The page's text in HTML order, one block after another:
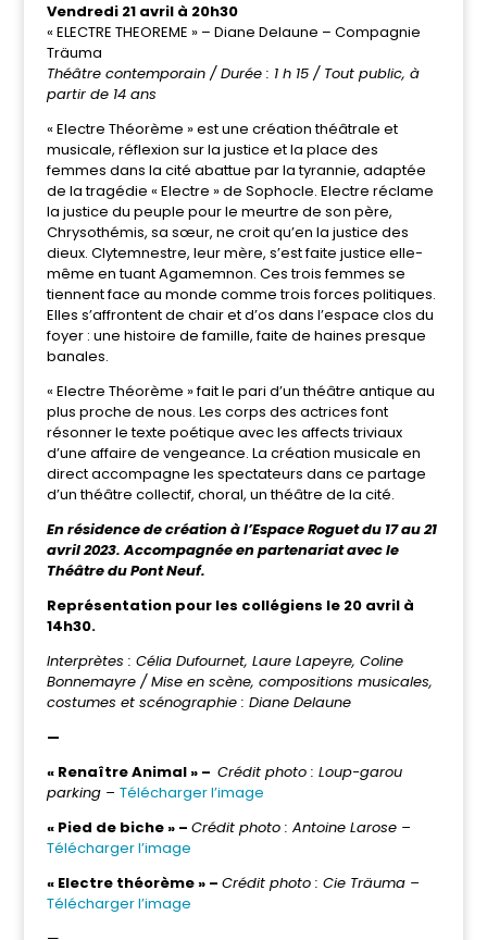
Vendredi 21 avril à 20h30
« ELECTRE THEOREME » – Diane Delaune – Compagnie
Träuma
Théâtre contemporain / Durée : 1 h 15 / Tout public, à
partir de 14 ans
« Electre Théorème » est une création théâtrale et
musicale, réflexion sur la justice et la place des
femmes dans la cité abattue par la tyrannie, adaptée
de la tragédie « Electre » de Sophocle. Electre réclame
la justice du peuple pour le meurtre de son père,
Chrysothémis, sa sœur, ne croit qu’en la justice des
dieux. Clytemnestre, leur mère, s’est faite justice elle-
même en tuant Agamemnon. Ces trois femmes se
tiennent face au monde comme trois forces politiques.
Elles s’affrontent de chair et d’os dans l’espace clos du
foyer : une histoire de famille, faite de haines presque
banales.
« Electre Théorème » fait le pari d’un théâtre antique au
plus proche de nous. Les corps des actrices font
résonner le texte poétique avec les affects triviaux
d’une affaire de vengeance. La création musicale en
direct accompagne les spectateurs dans ce partage
d’un théâtre collectif, choral, un théâtre de la cité.
En résidence de création à l’Espace Roguet du 17 au 21
avril 2023. Accompagnée en partenariat avec le
Théâtre du Pont Neuf.
Représentation pour les collégiens le 20 avril à
14h30.
Interprètes : Célia Dufournet, Laure Lapeyre, Coline
Bonnemayre / Mise en scène, compositions musicales,
costumes et scénographie : Diane Delaune
—
« Renaître Animal » – Crédit photo : Loup-garou
parking – Télécharger l’image
« Pied de biche » – Crédit photo : Antoine Larose –
Télécharger l’image
« Electre théorème » – Crédit photo : Cie Träuma –
Télécharger l’image